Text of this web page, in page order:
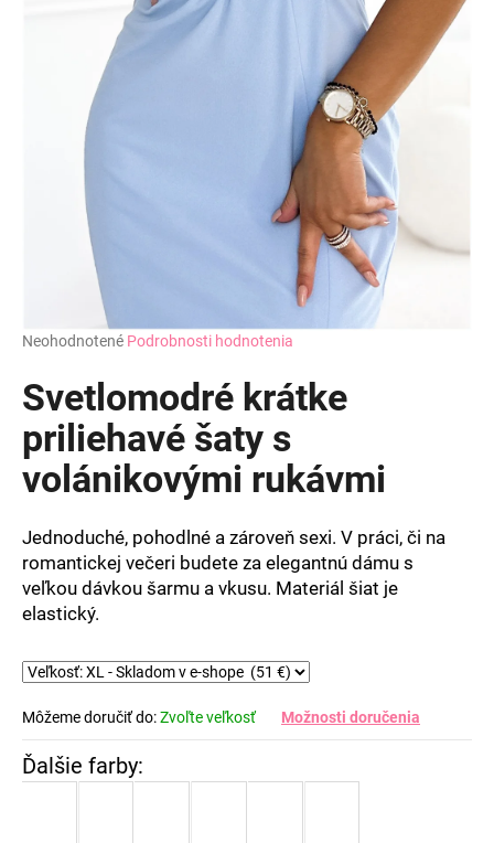
Priemerné
produktu
je
z
hviezdičiek.
Neohodnotené Podrobnosti hodnotenia
Svetlomodré krátke
priliehavé šaty s
volánikovými rukávmi
Jednoduché, pohodlné a zároveň sexi. V práci, či na
romantickej večeri budete za elegantnú dámu s
veľkou dávkou šarmu a vkusu. Materiál šiat je
elastický.
Môžeme doručiť do:Zvoľte veľkosť Možnosti doručenia